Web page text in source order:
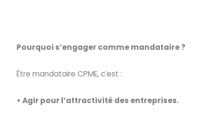
Pourquoi s’engager comme mandataire ?
Être mandataire CPME, c’est :
• Agir pour l’attractivité des entreprises.